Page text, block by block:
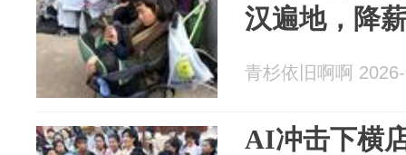
汉遍地，降
青杉依旧啊啊
AI冲击下横